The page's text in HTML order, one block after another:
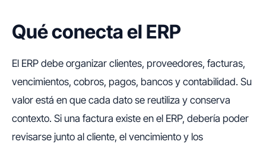
Qué conecta el ERP
El ERP debe organizar clientes, proveedores, facturas,
vencimientos, cobros, pagos, bancos y contabilidad. Su
valor está en que cada dato se reutiliza y conserva
contexto. Si una factura existe en el ERP, debería poder
revisarse junto al cliente, el vencimiento y los